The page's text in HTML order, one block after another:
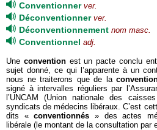
Conventionner ver.
Déconventionner ver.
Déconventionnement nom masc.
Conventionnel adj.
Une conventionest un pacte conclu
sujet donné, ce qui l’apparente à un
nous ne traiterons que de la
signé à intervalles réguliers par
l’UNCAM (Union nationale des
syndicats de médecins libéraux. C’est
dits «conventionnés » des actes
libérale (le montant de la consultation par